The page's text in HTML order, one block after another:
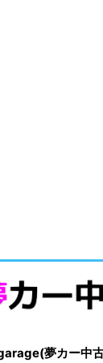
夢カー中